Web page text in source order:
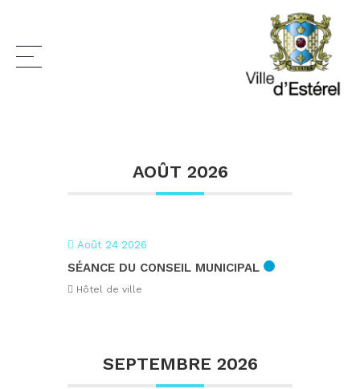
AOÛT 2026
Août 24 2026
SÉANCE DU CONSEIL MUNICIPAL
Hôtel de ville
SEPTEMBRE 2026